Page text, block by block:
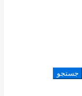
جستجو